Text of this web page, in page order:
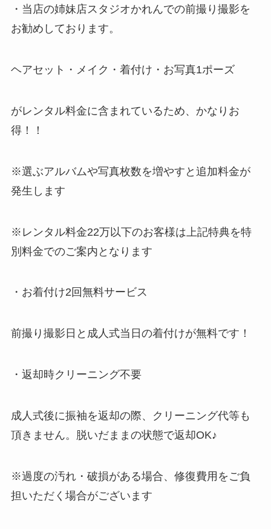
・当店の姉妹店スタジオかれんでの前撮り撮影を
お勧めしております。
ヘアセット・メイク・着付け・お写真1ポーズ
がレンタル料金に含まれているため、かなりお
得！！
※選ぶアルバムや写真枚数を増やすと追加料金が
発生します
※レンタル料金22万以下のお客様は上記特典を特
別料金でのご案内となります
・お着付け2回無料サービス
前撮り撮影日と成人式当日の着付けが無料です！
・返却時クリーニング不要
成人式後に振袖を返却の際、クリーニング代等も
頂きません。脱いだままの状態で返却OK♪
※過度の汚れ・破損がある場合、修復費用をご負
担いただく場合がございます